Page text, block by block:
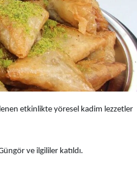
etkinlikte yöresel kadim lezzetler
ve ilgililer katıldı.